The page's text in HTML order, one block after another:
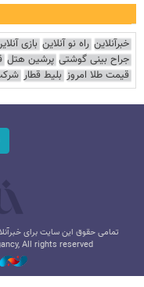
خبرآنلاین راه نو آنلاین بازی
جراح بینی گوشتی پرشین هتل
قیمت طلا امروز بلیط قطار
تمامی حقوق این سایت برای
All rights reserved